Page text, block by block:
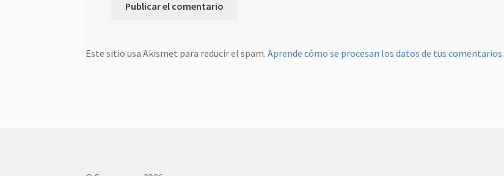
Este sitio usa Akismet para reducir el spam.Aprende cómo se procesan los datos de tus comentarios.